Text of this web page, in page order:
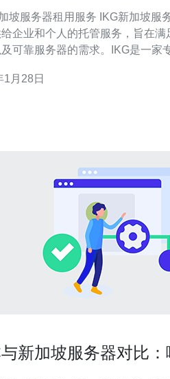
器租用服务 IKG新加坡服务器租用服务是一
企业和个人的托管服务，旨在满
可靠服务器的需求。IKG是一家
服务。 1. 稳定性：IKG的服务器租用服
1月28日
与新加坡服务器对比